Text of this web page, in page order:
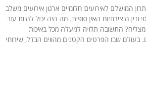
המושלם לאירועים חלומיים ארגון אירועים משלב
ובין היצירתיות האין סופית. מה היה יכול להיות עוד
מצליח? התשובה תלויה למעלה מכל באיכות
בעולם שבו הפרטים הקטנים מהווים הבדל, שירותי